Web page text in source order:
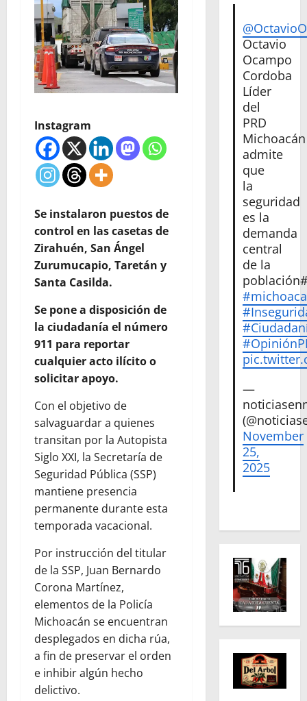
Instagram
Se instalaron puestos de
control en las casetas de
Zirahuén, San Ángel
Zurumucapio, Taretán y
Santa Casilda.
Se pone a disposición de
la ciudadanía el número
911 para reportar
cualquier acto ilícito o
solicitar apoyo.
Con el objetivo de
salvaguardar a quienes
transitan por la Autopista
Siglo XXI, la Secretaría de
Seguridad Pública (SSP)
mantiene presencia
permanente durante esta
temporada vacacional.
Por instrucción del titular
de la SSP, Juan Bernardo
Corona Martínez,
elementos de la Policía
Michoacán se encuentran
desplegados en dicha rúa,
a fin de preservar el orden
e inhibir algún hecho
delictivo.
Octavio
Ocampo
Cordoba
Líder
del
PRD
Michoacán
admite
que
la
seguridad
es la
demanda
central
de la
—
November
25,
2025